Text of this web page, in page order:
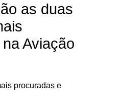
as duas
Aviação
procuradas e